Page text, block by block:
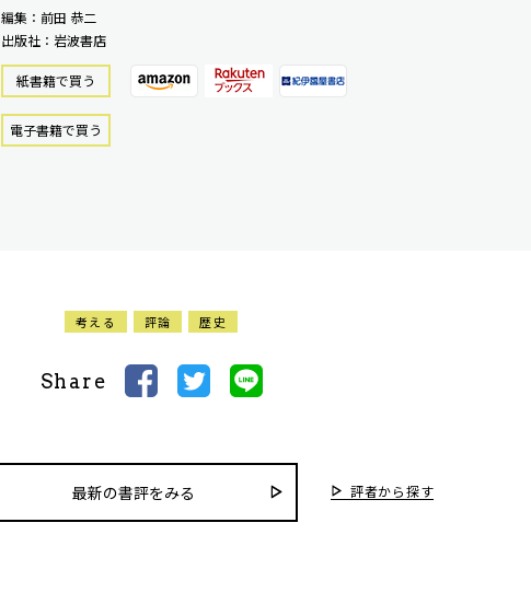
編集：前田 恭二
出版社：岩波書店
紙書籍で買う
電⼦書籍で買う
考える 評論 歴史
Share
最新の書評をみる 評者から探す